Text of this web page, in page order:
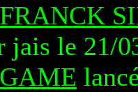
jais le 21/